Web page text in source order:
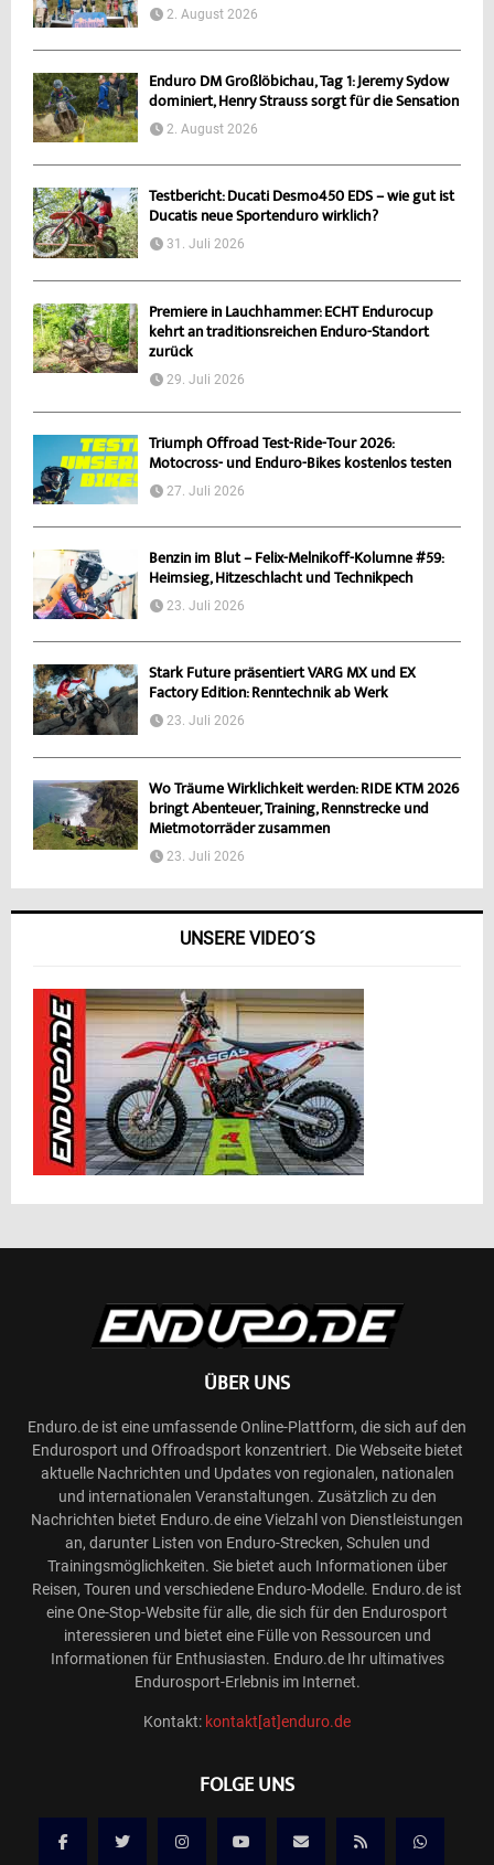
2. August 2026
Enduro DM Großlöbichau, Tag 1: Jeremy Sydow
dominiert, Henry Strauss sorgt für die Sensation
2. August 2026
Testbericht: Ducati Desmo450 EDS – wie gut ist
Ducatis neue Sportenduro wirklich?
31. Juli 2026
Premiere in Lauchhammer: ECHT Endurocup
kehrt an traditionsreichen Enduro-Standort
zurück
29. Juli 2026
Triumph Offroad Test-Ride-Tour 2026:
Motocross- und Enduro-Bikes kostenlos testen
27. Juli 2026
Benzin im Blut – Felix-Melnikoff-Kolumne #59:
Heimsieg, Hitzeschlacht und Technikpech
23. Juli 2026
Stark Future präsentiert VARG MX und EX
Factory Edition: Renntechnik ab Werk
23. Juli 2026
Wo Träume Wirklichkeit werden: RIDE KTM 2026
bringt Abenteuer, Training, Rennstrecke und
Mietmotorräder zusammen
23. Juli 2026
UNSERE VIDEO´S
ÜBER UNS
Enduro.de ist eine umfassende Online-Plattform, die sich auf den
Endurosport und Offroadsport konzentriert. Die Webseite bietet
aktuelle Nachrichten und Updates von regionalen, nationalen
und internationalen Veranstaltungen. Zusätzlich zu den
Nachrichten bietet Enduro.de eine Vielzahl von Dienstleistungen
an, darunter Listen von Enduro-Strecken, Schulen und
Trainingsmöglichkeiten. Sie bietet auch Informationen über
Reisen, Touren und verschiedene Enduro-Modelle. Enduro.de ist
eine One-Stop-Website für alle, die sich für den Endurosport
interessieren und bietet eine Fülle von Ressourcen und
Informationen für Enthusiasten. Enduro.de Ihr ultimatives
Endurosport-Erlebnis im Internet.
Kontakt: kontakt[at]enduro.de
FOLGE UNS